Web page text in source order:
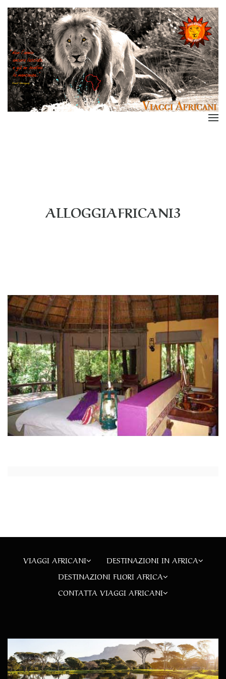
ALLOGGIAFRICANI3
VIAGGI AFRICANI
DESTINAZIONI IN AFRICA
DESTINAZIONI FUORI AFRICA
CONTATTA VIAGGI AFRICANI